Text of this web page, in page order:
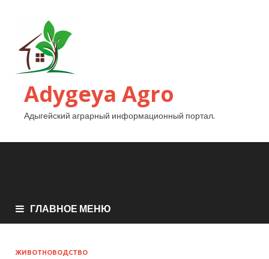
Adygeya Agro
Адыгейский аграрный информационный портал.
ГЛАВНОЕ МЕНЮ
ЖИВОТНОВОДСТВО